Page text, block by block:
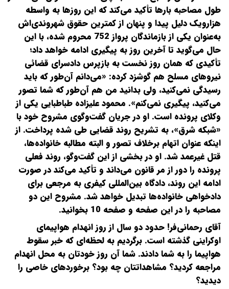
طول مصاحبه بارها تأکید می‌کند که این روزها به واسطه
هزار‌و‌یک دلیل پیدا و پنهان از کمترین حقوق شهروندی‌اش
به‌عنوان یکی از بازماندگان پرواز 752 محروم شده، با این
حال می‌گوید تا آخرین روز به پیگیری ادامه خواهد داد؛
تأکیدی که همان روز نخست به بازپرس دادسرای قضائی
نیروهای مسلح هم گوشزد کرده: «می‌دانم آن‌طور که باید
رسیدگی نمی‌کنید، ولی بدانید من هم آن‌طور که شما تصور
می‌کنید، پیگیری نمی‌کنم». محمود علیزاده طباطبایی یکی از
وکلای پرونده است. او در جریان گفت‌وگوی مشروح خود با
«شبکه شرق»، به تشریح روند قضایی طی شده پرداخت. از
اینکه عنوان اتهام برخلاف تصور و البته مطالبه خانواده‌ها،
قتل غیرعمد شد. او در بخشی از این گفت‌وگو، روند فعلی
پرونده را دور از مر قانون می‌داند و تأکید می‌کند در صورت
ادامه این روند، دادگاه بین‌المللی کیفری به مرجعی برای
دادخواهی خانواده‌ها تبدیل خواهد شد. مشروح این دو
مصاحبه را در این صفحه و صفحه 10 بخوانید.
آقای رحمانی‌فر! حدود دو سال از روز انهدام هواپیمای
اوکراینی گذشته است. برگردیم به لحظه‌ای که خبر سقوط
هواپیما را به شما دادند. شما آن روز خودتان به محل انهدام
مراجعه کردید؟ مشاهداتتان چه بود؟ برخوردهای خاصی را
دیدید؟